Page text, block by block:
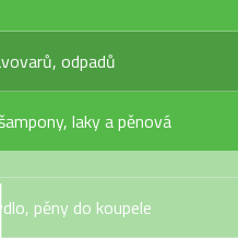
odpadů
laky a pěnová
pěny do koupele